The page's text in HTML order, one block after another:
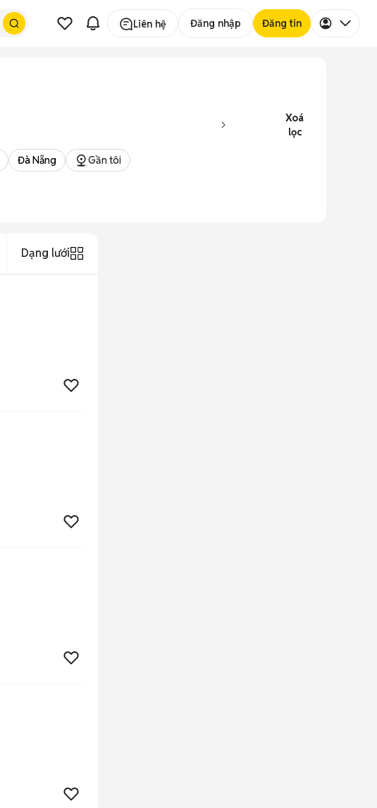
Liên hệ Đăng nhập Đăng tin
Xoá
lọc
Đà Nẵng Gần tôi
Dạng lưới